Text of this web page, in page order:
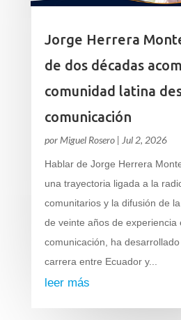
Jorge Herrera
de dos décadas
comunidad latina
comunicación
por Miguel Rosero| Jul 2, 2026
Hablar de Jorge Herrera
una trayectoria ligada a la
comunitarios y la difusión de
de veinte años de experiencia
comunicación, ha
carrera entre Ecuador y...
leer más